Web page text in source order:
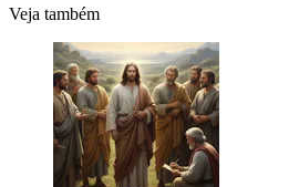
Veja também